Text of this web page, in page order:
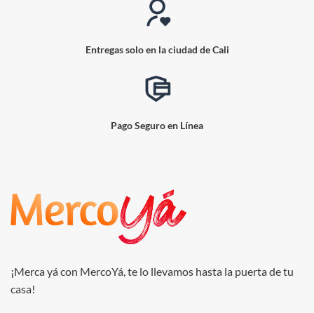
Entregas solo en la ciudad de Cali
Pago Seguro en Línea
¡Merca yá con MercoYá, te lo llevamos hasta la puerta de tu
casa!